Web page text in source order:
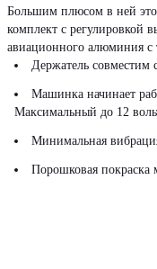
Большим плюсом в ней это
комплект с регулировкой
авиационного алюминия с
Держатель совместим
Машинка начинает
Максимальный до 12
Минимальная
Порошковая